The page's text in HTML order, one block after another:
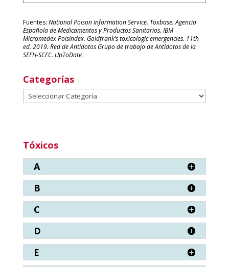
Fuentes: National Poison Information Service. Toxbase. Agencia
Española de Medicamentos y Productos Sanitarios. IBM
Micromedex Poisindex. Goldfrank’s toxicologic emergencies. 11th
ed. 2019. Red de Antídotos Grupo de trabajo de Antídotos de la
SEFH-SCFC. UpToDate,
Categorías
Categorías
Tóxicos
A
B
C
D
E